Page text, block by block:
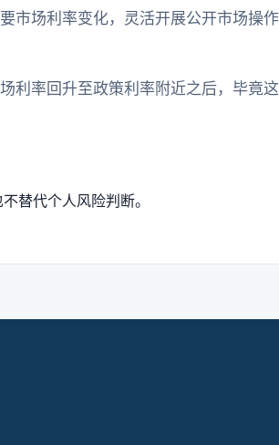
市场利率变化，灵活开展公开市场操
利率回升至政策利率附近之后，毕竟
替代个人风险判断。